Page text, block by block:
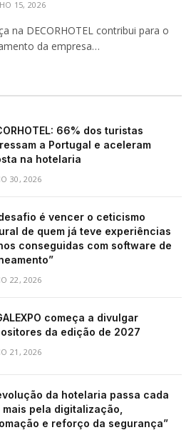
15, 2026
na DECORHOTEL contribui para o
da empresa…
66% dos turistas
a Portugal e aceleram
na hotelaria
30, 2026
é vencer o ceticismo
de quem já teve experiências
conseguidas com software de
22, 2026
começa a divulgar
da edição de 2027
21, 2026
da hotelaria passa cada
mais pela digitalização,
e reforço da segurança”